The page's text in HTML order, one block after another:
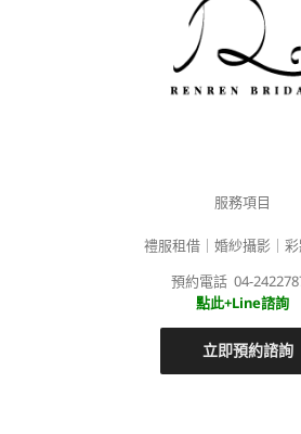
服務項目
禮服租借｜婚紗攝影｜
預約電話 04-
點此+Line諮詢
立即預約諮詢